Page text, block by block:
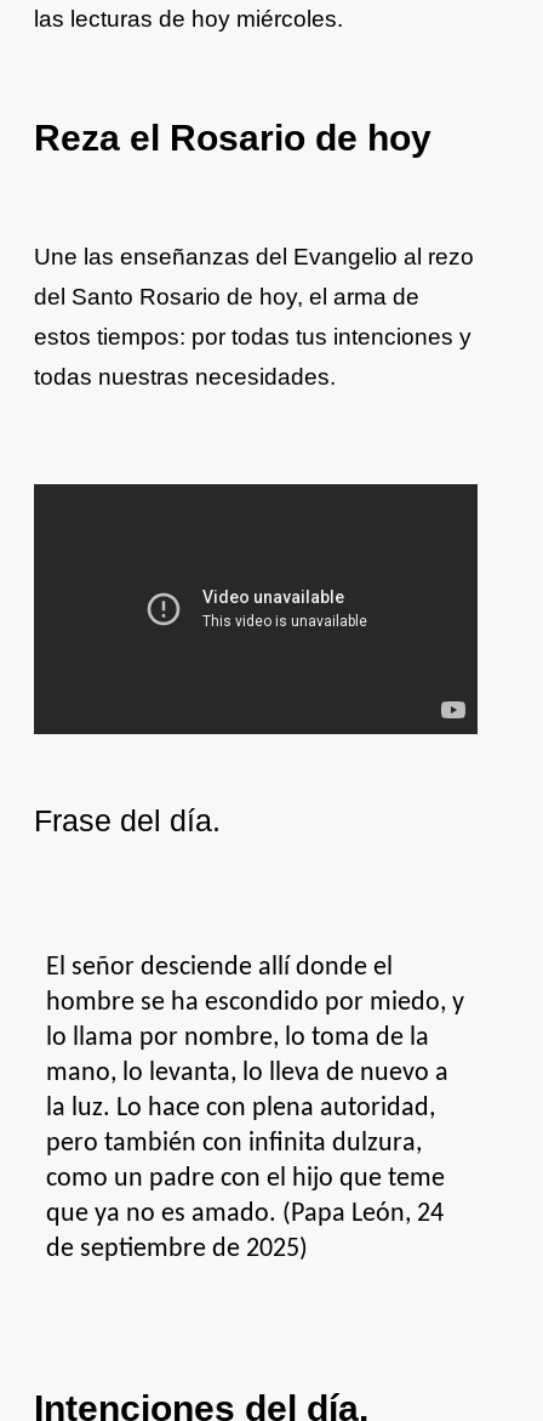
las lecturas de hoy miércoles.
Reza el Rosario de hoy
Une las enseñanzas del Evangelio al rezo
del Santo Rosario de hoy, el arma de
estos tiempos: por todas tus intenciones y
todas nuestras necesidades.
Frase del día.
El señor desciende allí donde el
hombre se ha escondido por miedo, y
lo llama por nombre, lo toma de la
mano, lo levanta, lo lleva de nuevo a
la luz. Lo hace con plena autoridad,
pero también con infinita dulzura,
como un padre con el hijo que teme
que ya no es amado. (Papa León, 24
de septiembre de 2025)
Intenciones del día.